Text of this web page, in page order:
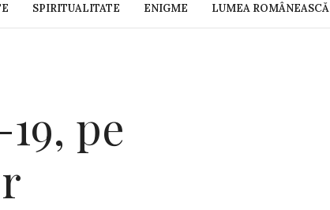
SPIRITUALITATE ENIGME LUMEA ROMÂNEASCĂ
pe